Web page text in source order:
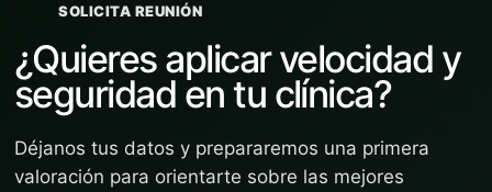
SOLICITA REUNIÓN
¿Quieres aplicar velocidad y
seguridad en tu clínica?
Déjanos tus datos y prepararemos una primera
valoración para orientarte sobre las mejores